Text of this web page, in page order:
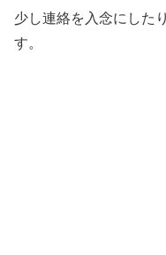
少し連絡を入念にした
す。